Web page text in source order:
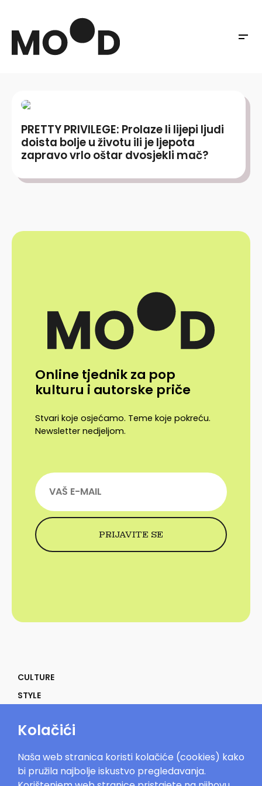
PRETTY PRIVILEGE: Prolaze li lijepi ljudi
doista bolje u životu ili je ljepota
zapravo vrlo oštar dvosjekli mač?
Online tjednik za pop
kulturu i autorske priče
Stvari koje osjećamo. Teme koje pokreću.
Newsletter nedjeljom.
CULTURE
STYLE
POWER
IN THE MOOD
Kolačići
Naša web stranica koristi kolačiće (cookies) kako
bi pružila najbolje iskustvo pregledavanja.